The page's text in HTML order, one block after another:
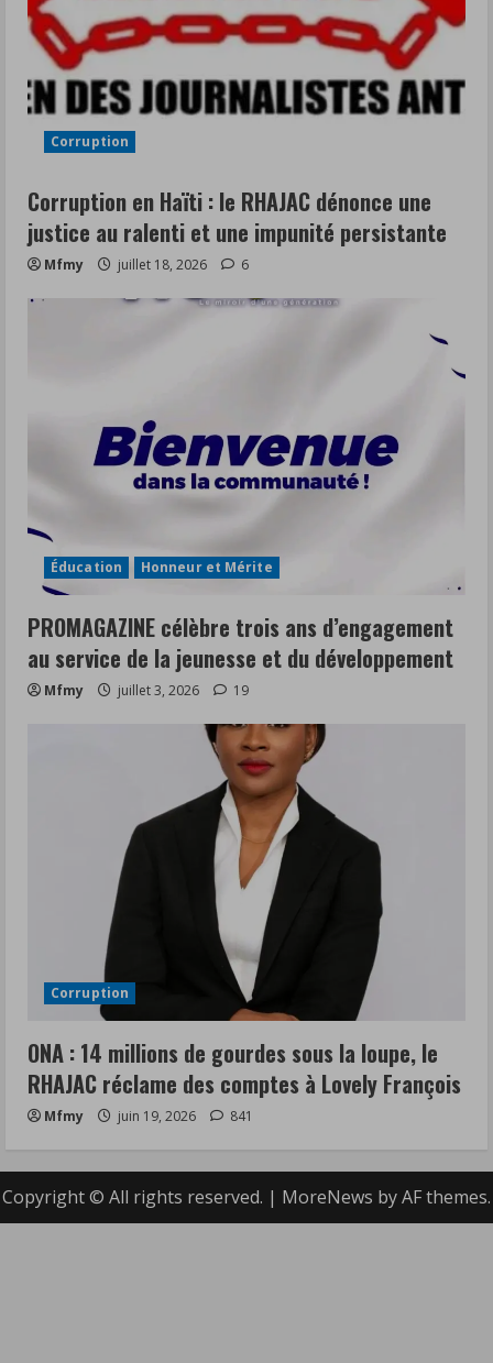
Corruption
Corruption en Haïti : le RHAJAC dénonce une
justice au ralenti et une impunité persistante
Mfmy juillet 18, 2026 6
Éducation Honneur et Mérite
PROMAGAZINE célèbre trois ans d’engagement
au service de la jeunesse et du développement
Mfmy juillet 3, 2026 19
Corruption
ONA : 14 millions de gourdes sous la loupe, le
RHAJAC réclame des comptes à Lovely François
Mfmy juin 19, 2026 841
Copyright © All rights reserved. | MoreNews by AF themes.